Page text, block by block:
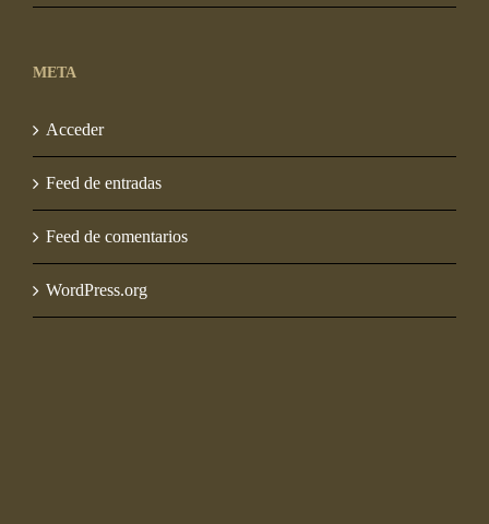
META
Acceder
Feed de entradas
Feed de comentarios
WordPress.org